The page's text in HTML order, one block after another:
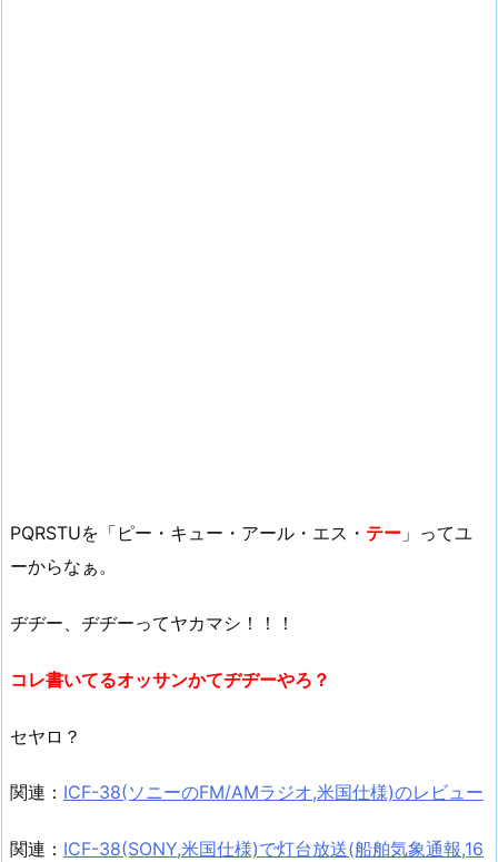
PQRSTUを「ピー・キュー・アール・エス・ テー 」ってユ
ーからなぁ。
ヂヂー、ヂヂーってヤカマシ！！！
コレ書いてるオッサンかてヂヂーやろ？
セヤロ？
関連： ICF-38(ソニーのFM/AMラジオ,米国仕様)のレビュー
関連： ICF-38(SONY,米国仕様)で灯台放送(船舶気象通報,16